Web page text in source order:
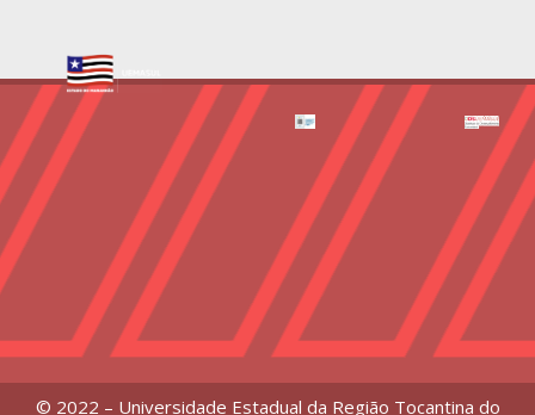
© 2022 – Universidade Estadual da Região Tocantina do